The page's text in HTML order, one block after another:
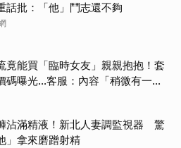
話批：「他」鬥志還不夠
竟能買「臨時女友」親親抱抱！套
碼曝光…客服：內容「稍微有一點
沾滿精液！新北人妻調監視器 驚
」拿來磨蹭射精